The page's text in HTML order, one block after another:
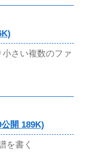
さい複数のファ
開 189K)
を書く